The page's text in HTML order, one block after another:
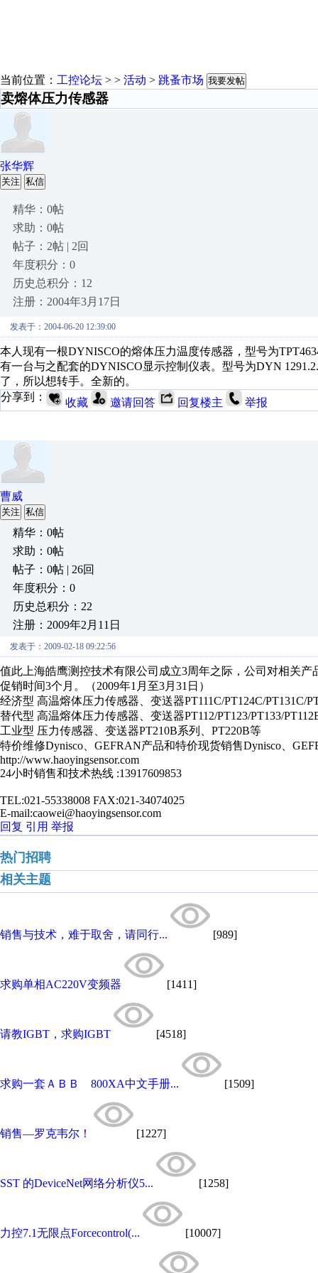
当前位置： 工控论坛 > > 活动 > 跳蚤市场 我要发帖
卖熔体压力传感器
张华辉
关注 私信
精华：0帖
求助：0帖
帖子：2帖 | 2回
年度积分：0
历史总积分：12
注册：2004年3月17日
发表于：2004-06-20 12:39:00
本人现有一根DYNISCO的熔体压力温度传感器，型号为
有一台与之配套的DYNISCO显示控制仪表。型号为DYN
了，所以想转手。全新的。
分享到：
收藏 邀请回答 回复楼主 举报
曹威
关注 私信
精华：0帖
求助：0帖
帖子：0帖 | 26回
年度积分：0
历史总积分：22
注册：2009年2月11日
发表于：2009-02-18 09:22:56
值此上海皓鹰测控技术有限公司成立3周年之际，公司对相关产
促销时间3个月。（2009年1月至3月31日）
经济型 高温熔体压力传感器、变送器PT111C/PT124C/PT131C/
替代型 高温熔体压力传感器、变送器PT112/PT123/PT133/
工业型 压力传感器、变送器PT210B系列、PT220B等
特价维修Dynisco、GEFRAN产品和特价现货销售Dynisco、
http://www.haoyingsensor.com
24小时销售和技术热线 :13917609853
TEL:021-55338008 FAX:021-34074025
E-mail:caowei@haoyingsensor.com
回复 引用 举报
热门招聘
相关主题
销售与技术，难于取舍，请同行... [989]
求购单相AC220V变频器 [1411]
请教IGBT，求购IGBT [4518]
求购一套ＡＢＢ 800XA中文手册... [1509]
销售—罗克韦尔！ [1227]
SST 的DeviceNet网络分析仪5... [1258]
力控7.1无限点Forcecontrol(... [10007]